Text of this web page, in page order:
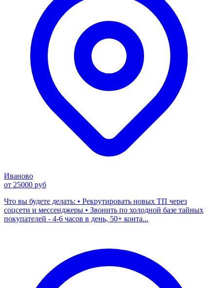
Иваново
от 25000 руб
Что вы будете делать: • Рекрутировать новых ТП через
соцсети и мессенджеры • Звонить по холодной базе тайных
покупателей - 4-6 часов в день, 50+ конта...